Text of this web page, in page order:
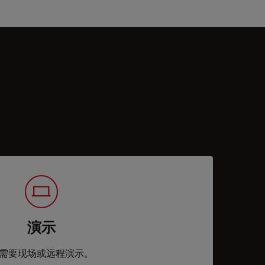
演示
要现场或远程演示。